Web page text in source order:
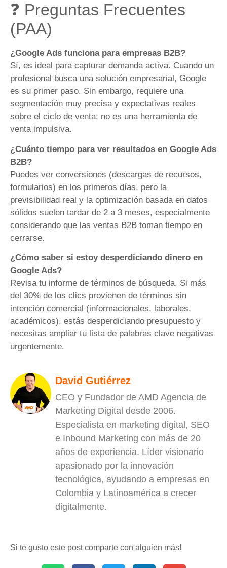
❓ Preguntas Frecuentes
(PAA)
¿Google Ads funciona para empresas B2B?
Sí, es ideal para capturar demanda activa. Cuando un
profesional busca una solución empresarial, Google
es su primer paso. Sin embargo, requiere una
segmentación muy precisa y expectativas reales
sobre el ciclo de venta; no es una herramienta de
venta impulsiva.
¿Cuánto tiempo para ver resultados en Google Ads
B2B?
Puedes ver conversiones (descargas de recursos,
formularios) en los primeros días, pero la
previsibilidad real y la optimización basada en datos
sólidos suelen tardar de 2 a 3 meses, especialmente
considerando que las ventas B2B toman tiempo en
cerrarse.
¿Cómo saber si estoy desperdiciando dinero en
Google Ads?
Revisa tu informe de términos de búsqueda. Si más
del 30% de los clics provienen de términos sin
intención comercial (informacionales, laborales,
académicos), estás desperdiciando presupuesto y
necesitas ampliar tu lista de palabras clave negativas
urgentemente.
David Gutiérrez
CEO y Fundador de AMD Agencia de
Marketing Digital desde 2006.
Especialista en marketing digital, SEO
e Inbound Marketing con más de 20
años de experiencia. Líder visionario
apasionado por la innovación
tecnológica, ayudando a empresas en
Colombia y Latinoamérica a crecer
digitalmente.
Si te gusto este post comparte con alguien más!